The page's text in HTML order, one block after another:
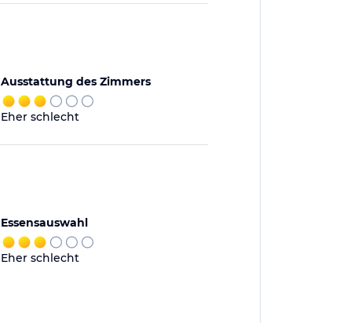
Ausstattung des Zimmers
Eher schlecht
Essensauswahl
Eher schlecht